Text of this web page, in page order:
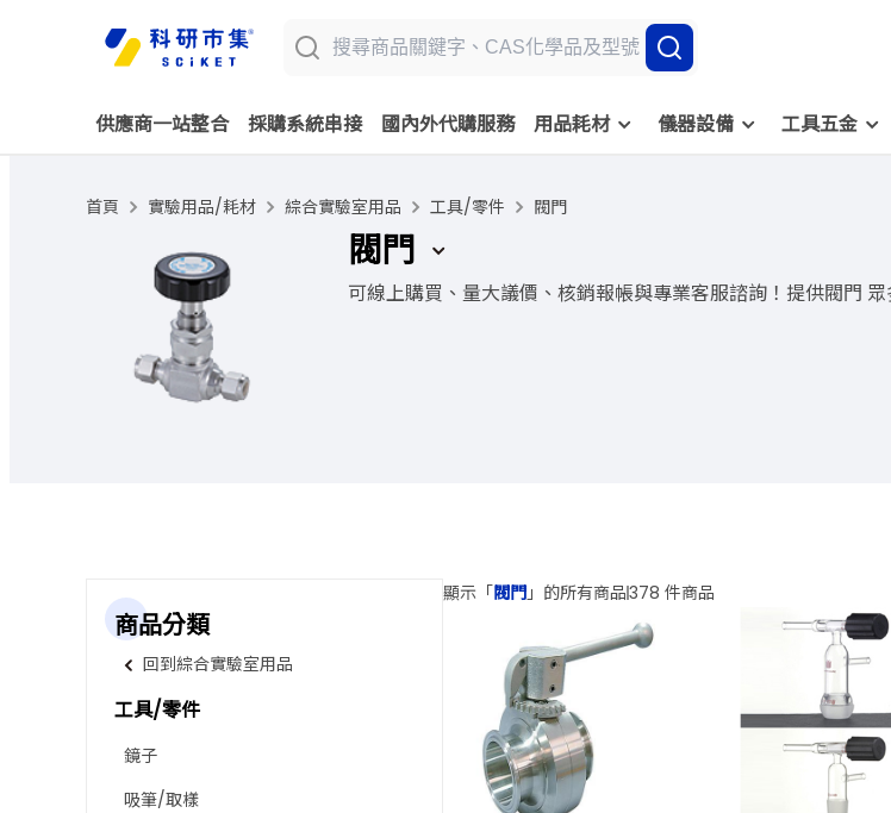
供應商一站整合 採購系統串接 國內外代購服務 用品耗材 儀器設備 工具五金
首頁 實驗用品/耗材 綜合實驗室用品 工具/零件 閥門
閥門
可線上購買、量大議價、核銷報帳與專業客服諮詢！提供閥門
商品分類
回到綜合實驗室用品
工具/零件
鏡子
吸筆/取樣
顯示「閥門」的所有商品378 件商品